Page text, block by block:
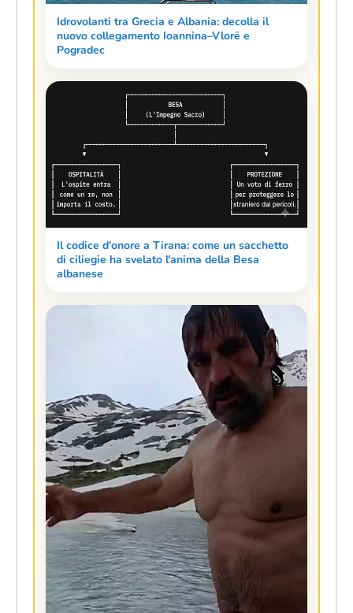
Idrovolanti tra Grecia e Albania: decolla il
nuovo collegamento Ioannina–Vlorë e
Pogradec
Il codice d'onore a Tirana: come un sacchetto
di ciliegie ha svelato l'anima della Besa
albanese